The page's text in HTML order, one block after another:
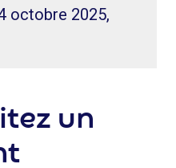
octobre 2025,
un